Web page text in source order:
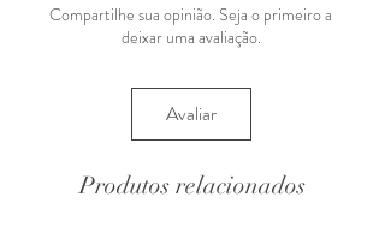
Compartilhe sua opinião. Seja o primeiro a
deixar uma avaliação.
Avaliar
Produtos relacionados